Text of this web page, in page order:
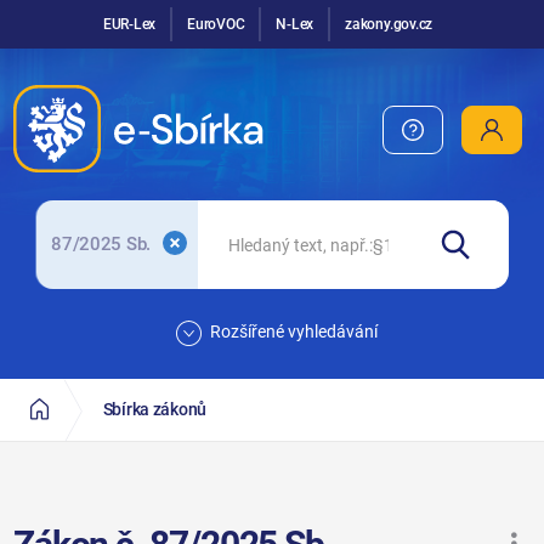
EUR-Lex EuroVOC N-Lex zakony.gov.cz
87/2025 Sb.
Rozšířené vyhledávání
Sbírka zákonů